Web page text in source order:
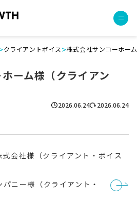
ルティング
（住宅フランチャイズ）
行
コストダウン
管理システム
クライアントボイス >株式会社サンコーホー
ーム様（クライアン
2026.06.24 2026.06.24
会社様（クライアント・ボイス
ニー様（クライアント・